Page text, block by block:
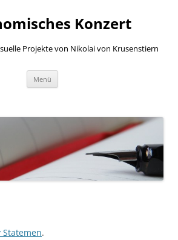
Konzert
Projekte von Nikolai von Krusenstiern
Menü
Statemen.